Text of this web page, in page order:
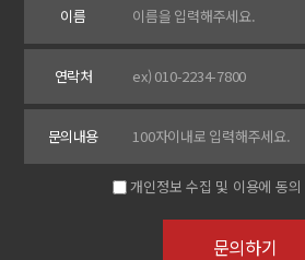
이름
연락처
문의내용
개인정보 수집 및 이용에 동의